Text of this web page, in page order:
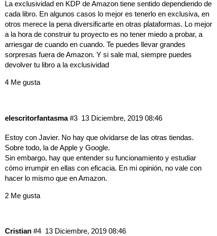
La exclusividad en KDP de Amazon tiene sentido dependiendo de
cada libro. En algunos casos lo mejor es tenerlo en exclusiva, en
otros merece la pena diversificarte en otras plataformas. Lo mejor
a la hora de construir tu proyecto es no tener miedo a probar, a
arriesgar de cuando en cuando. Te puedes llevar grandes
sorpresas fuera de Amazon. Y si sale mal, siempre puedes
devolver tu libro a la exclusividad
4 Me gusta
elescritorfantasma 13 Diciembre, 2019 08:46
#3
Estoy con Javier. No hay que olvidarse de las otras tiendas.
Sobre todo, la de Apple y Google.
Sin embargo, hay que entender su funcionamiento y estudiar
cómo irrumpir en ellas con eficacia. En mi opinión, no vale con
hacer lo mismo que en Amazon.
2 Me gusta
Cristian 13 Diciembre, 2019 08:46
#4